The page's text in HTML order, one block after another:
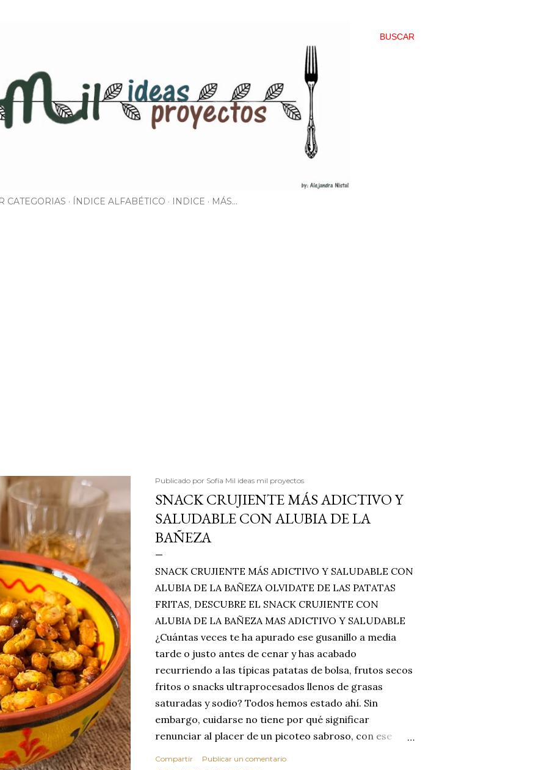
BUSCAR
CATEGORIAS ÍNDICE ALFABÉTICO INDICE MÁS…
Publicado por Sofía Mil ideas mil proyectos
SNACK CRUJIENTE MÁS ADICTIVO Y
SALUDABLE CON ALUBIA DE LA
BAÑEZA
SNACK CRUJIENTE MÁS ADICTIVO Y SALUDABLE CON
ALUBIA DE LA BAÑEZA OLVIDATE DE LAS PATATAS
FRITAS, DESCUBRE EL SNACK CRUJIENTE CON
ALUBIA DE LA BAÑEZA MAS ADICTIVO Y SALUDABLE
¿Cuántas veces te ha apurado ese gusanillo a media
tarde o justo antes de cenar y has acabado
recurriendo a las típicas patatas de bolsa, frutos secos
fritos o snacks ultraprocesados llenos de grasas
saturadas y sodio? Todos hemos estado ahí. Sin
embargo, cuidarse no tiene por qué significar
renunciar al placer de un picoteo sabroso, con ese
Compartir
Publicar un comentario